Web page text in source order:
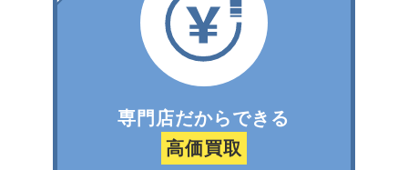
専門店だからできる
高価買取